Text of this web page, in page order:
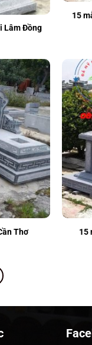
Lâm Đồng
15
Thơ 15